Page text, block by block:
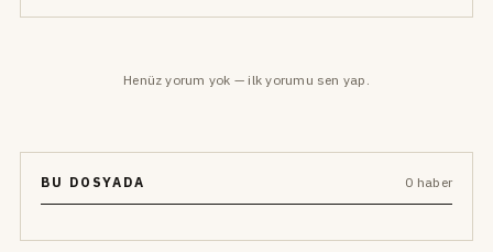
Henüz yorum yok — ilk yorumu sen yap.
BU DOSYADA 0 haber